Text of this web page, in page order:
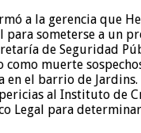
a la gerencia que
para someterse a un
de Seguridad
como muerte
en el barrio de
al Instituto de
Legal para determinar